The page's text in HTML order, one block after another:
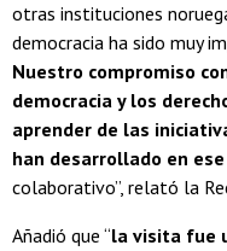
otras instituciones
democracia ha sido muy
Nuestro compromiso
democracia y los
aprender de las
han desarrollado en
colaborativo”, relató la
Añadió que “la visita fue